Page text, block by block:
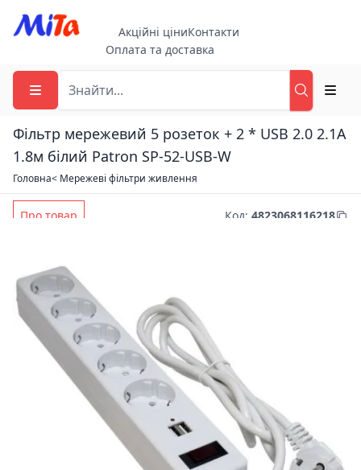
Акційні ціниКонтакти
Оплата та доставка
Фільтр мережевий 5 розеток + 2 * USB 2.0 2.1A
1.8м білий Patron SP-52-USB-W
Головна< Мережеві фільтри живлення
Про товар Код: 4823068116218